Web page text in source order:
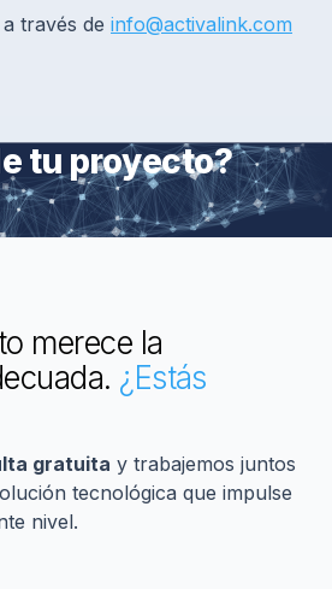
través de info@activalink.com
tu proyecto?
merece la
¿Estás
gratuita y trabajemos juntos
tecnológica que impulse
nivel.